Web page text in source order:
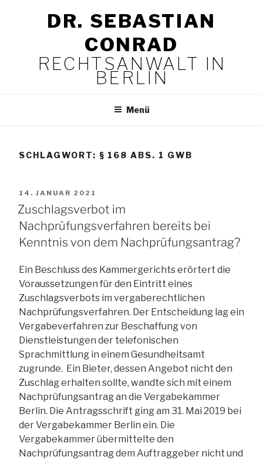
DR. SEBASTIAN
CONRAD
RECHTSANWALT IN
BERLIN
Menü
SCHLAGWORT: § 168 ABS. 1 GWB
VERÖFFENTLICHT
AM
14. JANUAR 2021
Zuschlagsverbot im
Nachprüfungsverfahren bereits bei
Kenntnis von dem Nachprüfungsantrag?
Ein Beschluss des Kammergerichts erörtert die
Voraussetzungen für den Eintritt eines
Zuschlagsverbots im vergaberechtlichen
Nachprüfungsverfahren. Der Entscheidung lag ein
Vergabeverfahren zur Beschaffung von
Dienstleistungen der telefonischen
Sprachmittlung in einem Gesundheitsamt
zugrunde. Ein Bieter, dessen Angebot nicht den
Zuschlag erhalten sollte, wandte sich mit einem
Nachprüfungsantrag an die Vergabekammer
Berlin. Die Antragsschrift ging am 31. Mai 2019 bei
der Vergabekammer Berlin ein. Die
Vergabekammer übermittelte den
Nachprüfungsantrag dem Auftraggeber nicht und